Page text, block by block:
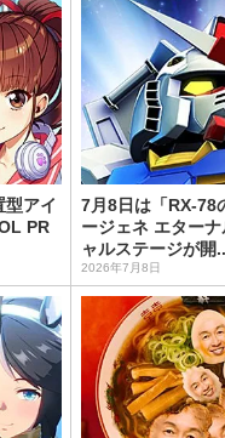
型アイ
PR
7月8日は「RX-78
ージェネ エター
ャルステージが開
2026年7月8日